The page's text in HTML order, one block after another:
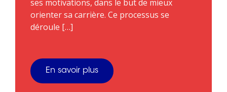
ses motivations, dans le but de mieux
orienter sa carrière. Ce processus se
déroule […]
En savoir plus